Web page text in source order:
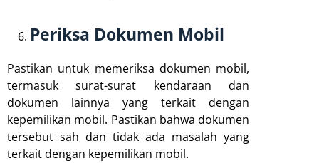
Periksa Dokumen Mobil
Pastikan untuk memeriksa dokumen mobil,
termasuk surat-surat kendaraan dan
dokumen lainnya yang terkait dengan
kepemilikan mobil. Pastikan bahwa dokumen
tersebut sah dan tidak ada masalah yang
terkait dengan kepemilikan mobil.